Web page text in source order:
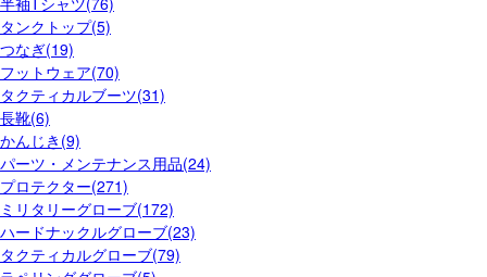
タンクトップ(5)
つなぎ(19)
フットウェア(70)
タクティカルブーツ(31)
長靴(6)
かんじき(9)
パーツ・メンテナンス用品(24)
プロテクター(271)
ミリタリーグローブ(172)
ハードナックルグローブ(23)
タクティカルグローブ(79)